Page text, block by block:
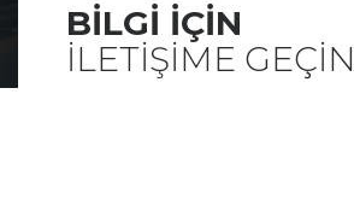
BILGI IÇIN
ILETIŞIME GEÇIN